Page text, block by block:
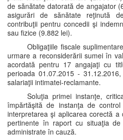
de sănătate datorată de angajator
asigurări de sănătate reţinută
contribuţii pentru concedii şi
sau fizice (9.882 lei).
Obligaţiile fiscale
urmare a reconsiderării sumei în
acordată pentru 17 angajaţi cu
perioada 01.07.2015 -
salariaţii intimatei-reclamante.
Soluţia primei instanţe,
împărtăşită de instanţa de
interpretarea şi aplicarea corectă a
pertinente în raport cu situaţia
administrate în cauză.